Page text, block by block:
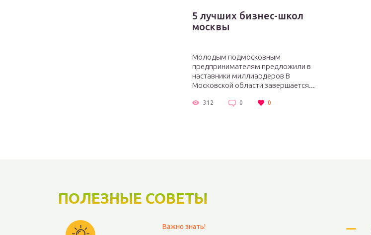
5 лучших бизнес-школ
москвы
Молодым подмосковным
предпринимателям предложили в
наставники миллиардеров В
Московской области завершается...
312 0 0
ПОЛЕЗНЫЕ СОВЕТЫ
Важно знать!